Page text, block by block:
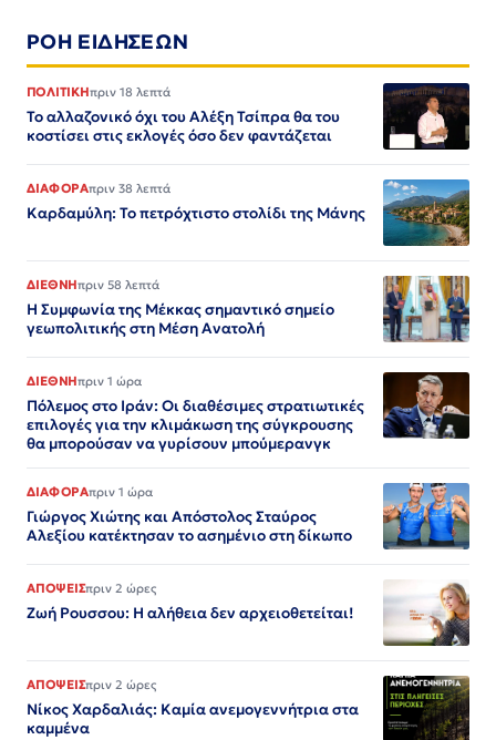
ΡΟΗ ΕΙΔΗΣΕΩΝ
ΠΟΛΙΤΙΚΗπριν 18 λεπτά
Το αλλαζονικό όχι του Αλέξη Τσίπρα θα του
κοστίσει στις εκλογές όσο δεν φαντάζεται
ΔΙΑΦΟΡΑπριν 38 λεπτά
Καρδαμύλη: Το πετρόχτιστο στολίδι της Μάνης
ΔΙΕΘΝΗπριν 58 λεπτά
Η Συμφωνία της Μέκκας σημαντικό σημείο
γεωπολιτικής στη Μέση Ανατολή
ΔΙΕΘΝΗπριν 1 ώρα
Πόλεμος στο Ιράν: Οι διαθέσιμες στρατιωτικές
επιλογές για την κλιμάκωση της σύγκρουσης
θα μπορούσαν να γυρίσουν μπούμερανγκ
ΔΙΑΦΟΡΑπριν 1 ώρα
Γιώργος Χιώτης και Απόστολος Σταύρος
Αλεξίου κατέκτησαν το ασημένιο στη δίκωπο
ΑΠΟΨΕΙΣπριν 2 ώρες
Ζωή Ρουσσου: Η αλήθεια δεν αρχειοθετείται!
ΑΠΟΨΕΙΣπριν 2 ώρες
Νίκος Χαρδαλιάς: Καμία ανεμογεννήτρια στα
καμμένα